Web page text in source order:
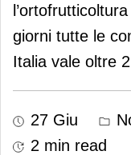
giorni tutte le
Italia vale oltre 2
27 Giu
2 min read